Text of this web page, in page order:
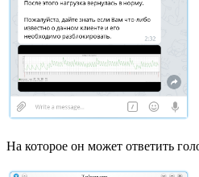
На которое он может ответить